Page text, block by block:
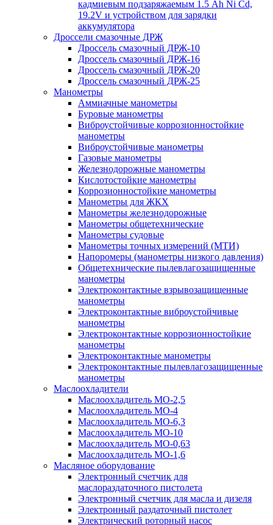
кадмиевым подзаряжаемым 1.5 Ah Ni Cd,
19.2V и устройством для зарядки
аккумулятора
Дроссели смазочные ДРЖ
Дроссель смазочный ДРЖ-10
Дроссель смазочный ДРЖ-16
Дроссель смазочный ДРЖ-20
Дроссель смазочный ДРЖ-25
Манометры
Аммиачные манометры
Буровые манометры
Виброустойчивые коррозионностойкие
манометры
Виброустойчивые манометры
Газовые манометры
Железнодорожные манометры
Кислотостойкие манометры
Коррозионностойкие манометры
Манометры для ЖКХ
Манометры железнодорожные
Манометры общетехнические
Манометры судовые
Манометры точных измерений (МТИ)
Напоромеры (манометры низкого давления)
Общетехнические пылевлагозащищенные
манометры
Электроконтактные взрывозащищенные
манометры
Электроконтактные виброустойчивые
манометры
Электроконтактные коррозионностойкие
манометры
Электроконтактные манометры
Электроконтактные пылевлагозащищенные
манометры
Маслоохладители
Маслоохладитель MO-2,5
Маслоохладитель MO-4
Маслоохладитель МО-6,3
Маслоохладитель МО-10
Маслоохладитель MO-0,63
Маслоохладитель MO-1,6
Масляное оборудование
Электронный счетчик для
маслораздаточного пистолета
Электронный счетчик для масла и дизеля
Электронный раздаточный пистолет
Электрический роторный насос